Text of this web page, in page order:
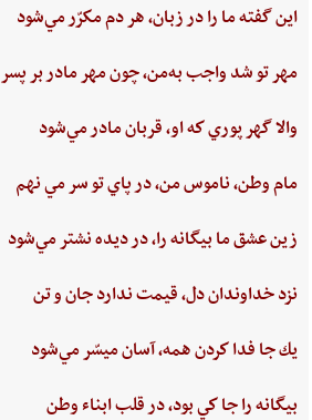
اين‌ گفته‌ ما را در زبان، هر دم‌ مكرّر مي‌شود
مهر تو شد واجب‌ به‌من،‌ چون‌ مهر مادر بر پسر
والا گهر پوري‌ كه او، قربان مادر مي‌شود
مام‌ وطن‌، ناموس‌ من‌، در پاي ‌تو سر مي نهم‌
زين‌ عشق‌ ما بيگانه را، در ديده ‌نشتر مي‌شود
نزد خداوندان دل،‌ قيمت‌ ندارد جان‌ و تن
يك جا فدا كردن‌ همه،‌ آسان ميسّر مي‌شود
بيگانه‌ را جا كي‌ بود، در قلب‌ ابناء وطن